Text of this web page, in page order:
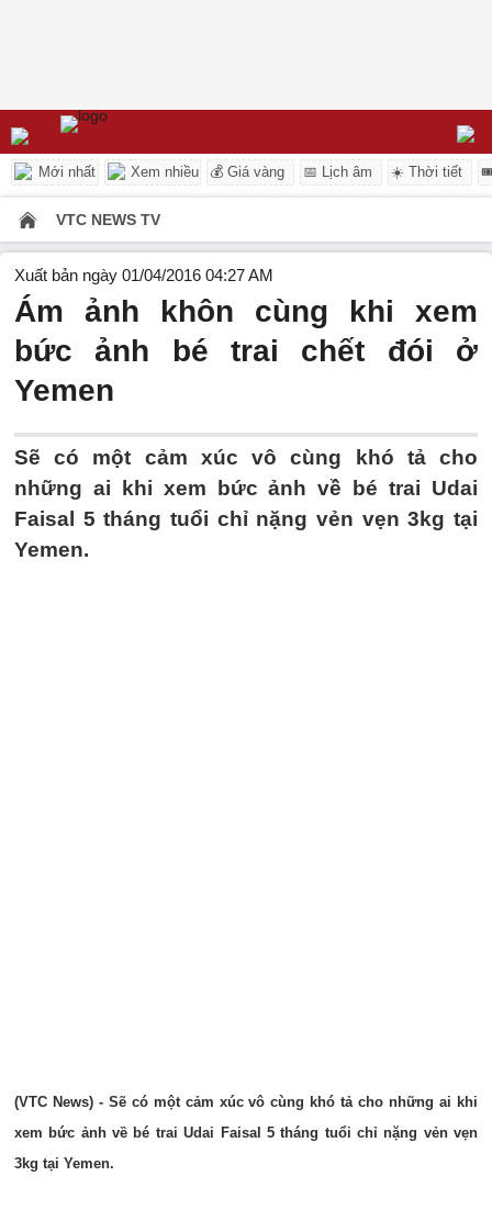
Mới nhất Xem nhiều 💰 Giá vàng 📅 Lịch âm ☀️ Thời tiết
VTC NEWS TV
Xuất bản ngày 01/04/2016 04:27 AM
Ám ảnh khôn cùng khi xem
bức ảnh bé trai chết đói ở
Yemen
Sẽ có một cảm xúc vô cùng khó tả cho
những ai khi xem bức ảnh về bé trai Udai
Faisal 5 tháng tuổi chỉ nặng vẻn vẹn 3kg tại
Yemen.
(VTC News) - Sẽ có một cảm xúc vô cùng khó tả cho những ai khi
xem bức ảnh về bé trai Udai Faisal 5 tháng tuổi chỉ nặng vẻn vẹn
3kg tại Yemen.